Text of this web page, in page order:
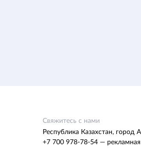
Свяжитесь с нами
Республика Казахстан,
+7 700 978-78-54 —